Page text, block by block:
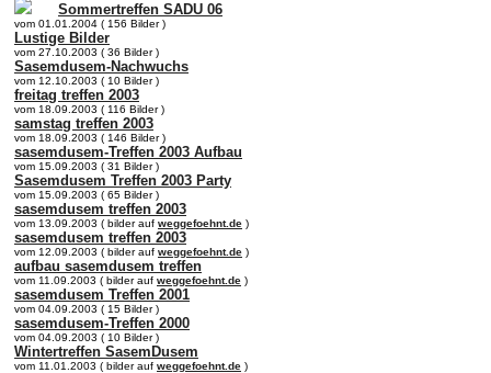
Sommertreffen SADU 06
vom 01.01.2004 ( 156 Bilder )
Lustige Bilder
vom 27.10.2003 ( 36 Bilder )
Sasemdusem-Nachwuchs
vom 12.10.2003 ( 10 Bilder )
freitag treffen 2003
vom 18.09.2003 ( 116 Bilder )
samstag treffen 2003
vom 18.09.2003 ( 146 Bilder )
sasemdusem-Treffen 2003 Aufbau
vom 15.09.2003 ( 31 Bilder )
Sasemdusem Treffen 2003 Party
vom 15.09.2003 ( 65 Bilder )
sasemdusem treffen 2003
vom 13.09.2003 ( bilder auf weggefoehnt.de )
sasemdusem treffen 2003
vom 12.09.2003 ( bilder auf weggefoehnt.de )
aufbau sasemdusem treffen
vom 11.09.2003 ( bilder auf weggefoehnt.de )
sasemdusem Treffen 2001
vom 04.09.2003 ( 15 Bilder )
sasemdusem-Treffen 2000
vom 04.09.2003 ( 10 Bilder )
Wintertreffen SasemDusem
vom 11.01.2003 ( bilder auf weggefoehnt.de )